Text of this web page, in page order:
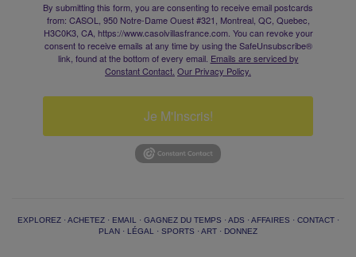
By submitting this form, you are consenting to receive email postcards
from: CASOL, 950 Notre-Dame Ouest #321, Montreal, QC, Quebec,
H3C0K3, CA, https://www.casolvillasfrance.com. You can revoke your
consent to receive emails at any time by using the SafeUnsubscribe®
link, found at the bottom of every email. Emails are serviced by
Constant Contact. Our Privacy Policy.
Je M'Inscris!
EXPLOREZ· ACHETEZ· EMAIL · GAGNEZ DU TEMPS · ADS · AFFAIRES · CONTACT·
PLAN · LÉGAL · SPORTS · ART · DONNEZ